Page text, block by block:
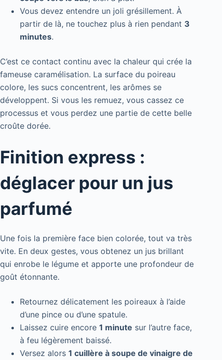
Vous devez entendre un joli grésillement. À
partir de là, ne touchez plus à rien pendant 3
minutes.
C’est ce contact continu avec la chaleur qui crée la
fameuse caramélisation. La surface du poireau
colore, les sucs concentrent, les arômes se
développent. Si vous les remuez, vous cassez ce
processus et vous perdez une partie de cette belle
croûte dorée.
Finition express :
déglacer pour un jus
parfumé
Une fois la première face bien colorée, tout va très
vite. En deux gestes, vous obtenez un jus brillant
qui enrobe le légume et apporte une profondeur de
goût étonnante.
Retournez délicatement les poireaux à l’aide
d’une pince ou d’une spatule.
Laissez cuire encore 1 minute sur l’autre face,
à feu légèrement baissé.
Versez alors 1 cuillère à soupe de vinaigre de